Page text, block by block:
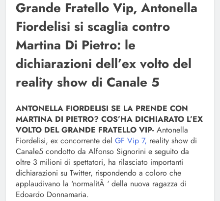
Grande Fratello Vip, Antonella
Fiordelisi si scaglia contro
Martina Di Pietro: le
dichiarazioni dell’ex volto del
reality show di Canale 5
ANTONELLA FIORDELISI SE LA PRENDE CON
MARTINA DI PIETRO? COS’HA DICHIARATO L’EX
VOLTO DEL GRANDE FRATELLO VIP- Antonella
Fiordelisi, ex concorrente del GF Vip 7, reality show di
Canale5 condotto da Alfonso Signorini e seguito da
oltre 3 milioni di spettatori, ha rilasciato importanti
dichiarazioni su Twitter, rispondendo a coloro che
applaudivano la ‘normalitÃ ‘ della nuova ragazza di
Edoardo Donnamaria.